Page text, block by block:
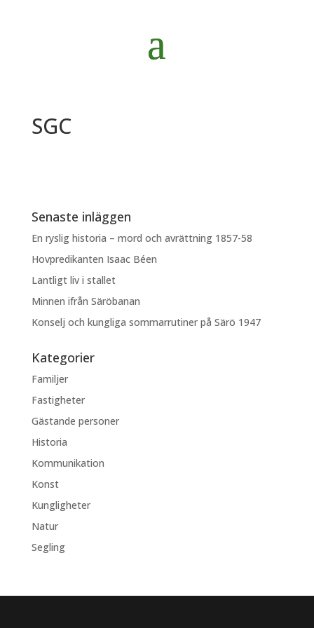
SGC
Senaste inläggen
En ryslig historia – mord och avrättning 1857-58
Hovpredikanten Isaac Béen
Lantligt liv i stallet
Minnen ifrån Säröbanan
Konselj och kungliga sommarrutiner på Särö 1947
Kategorier
Familjer
Fastigheter
Gästande personer
Historia
Kommunikation
Konst
Kungligheter
Natur
Segling